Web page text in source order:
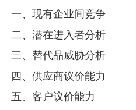
一、现有企业间竞争
二、潜在进入者分析
三、替代品威胁分析
四、供应商议价能力
五、客户议价能力